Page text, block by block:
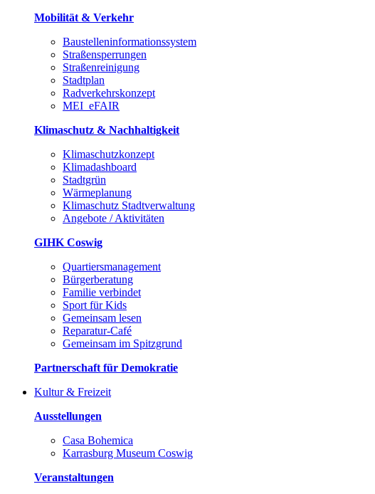
Mobilität & Verkehr
Baustelleninformationssystem
Straßensperrungen
Straßenreinigung
Stadtplan
Radverkehrskonzept
MEI_eFAIR
Klimaschutz & Nachhaltigkeit
Klimaschutzkonzept
Klimadashboard
Stadtgrün
Wärmeplanung
Klimaschutz Stadtverwaltung
Angebote / Aktivitäten
GIHK Coswig
Quartiersmanagement
Bürgerberatung
Familie verbindet
Sport für Kids
Gemeinsam lesen
Reparatur-Café
Gemeinsam im Spitzgrund
Partnerschaft für Demokratie
Kultur & Freizeit
Ausstellungen
Casa Bohemica
Karrasburg Museum Coswig
Veranstaltungen